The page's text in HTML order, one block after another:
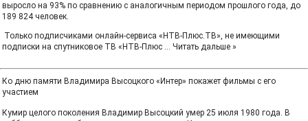
выросло на 93% по сравнению с аналогичным периодом прошлого года, до
189 824 человек.
Только подписчиками онлайн-сервиса «НТВ-Плюс.ТВ», не имеющими
подписки на спутниковое ТВ «НТВ-Плюс ... Читать дальше »
Ко дню памяти Владимира Высоцкого «Интер» покажет фильмы с его
участием
Кумир целого поколения Владимир Высоцкий умер 25 июля 1980 года. В